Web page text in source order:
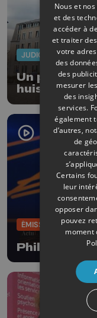
JUDICIAIRE
Un préavis
huissiers
Liège
ÉMISSIONS
Philippe
Nous et
et des
accéder à
et traiter
votre
des
des
mesurer
des
services.
également
d’autres,
de
Certains
leur
opposer
pouvez
moment